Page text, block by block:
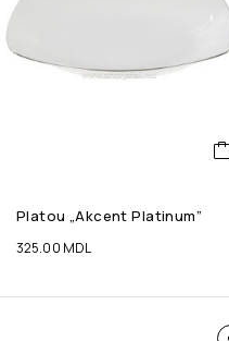
Platou „Akcent Platinum”
325.00 MDL